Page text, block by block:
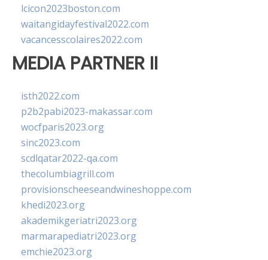
lcicon2023boston.com
waitangidayfestival2022.com
vacancesscolaires2022.com
MEDIA PARTNER II
isth2022.com
p2b2pabi2023-makassar.com
wocfparis2023.org
sinc2023.com
scdlqatar2022-qa.com
thecolumbiagrill.com
provisionscheeseandwineshoppe.com
khedi2023.org
akademikgeriatri2023.org
marmarapediatri2023.org
emchie2023.org